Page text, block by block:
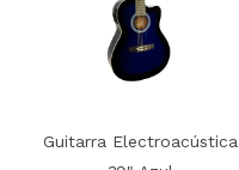
Guitarra Electroacústica